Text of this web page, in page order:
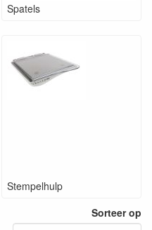
Spatels
Stempelhulp
Sorteer op